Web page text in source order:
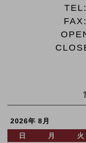
TEL:
FAX:
2026年 8月
日
月 火